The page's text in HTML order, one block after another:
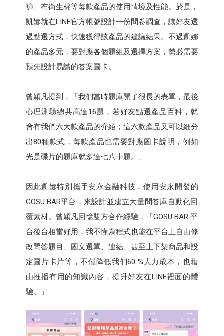
褲、布衛生棉等每款產品的使用情境及性能。於是，
凱娜就在LINE官方帳號設計一份問卷調查，讓好友透
過點選方式，快速獲得該產品的建議結果。不過凱娜
的產品多元，要對應各個題組及選擇方案，勢必需要
預先設計易讀的答案圖卡。
曾穎凡提到，「我們當時題庫開了很長的表單，最後
心理測驗總共高達16題，若好友點選產品百科，就
會有我們六大款產品的介紹；這六款產品又可以細分
出80種款式，每款產品也需要對應圖卡說明，例如
光是碟片的題庫就多達七八十題。」
因此凱娜特別攜手安永金融科技，使用安永開發的
GOSU BAR平台，來設計並建立大量問答庫自動化回
覆素材。曾穎凡回憶雙方合作經驗，「GOSU BAR 平
台後台相當好用，我不懂寫程式也能在平台上自由修
改問答題目、圖文選單、連結、甚至上下架商品和設
定圖片卡片等，不僅降低我們60 %人力成本，也藉
由推播有用的知識內容，提升好友在LINE裡面的體
驗。」